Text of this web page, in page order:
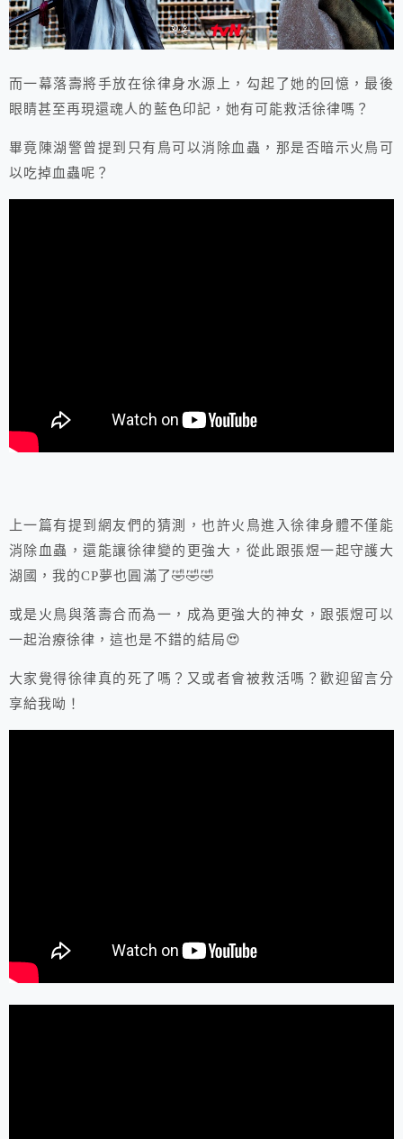
而一幕落壽將手放在徐律身水源上，勾起了她的回憶，最後
眼睛甚至再現還魂人的藍色印記，她有可能救活徐律嗎？
畢竟陳湖警曾提到只有鳥可以消除血蟲，那是否暗示火鳥可
以吃掉血蟲呢？
上一篇有提到網友們的猜測，也許火鳥進入徐律身體不僅能
消除血蟲，還能讓徐律變的更強大，從此跟張煜一起守護大
湖國，我的CP夢也圓滿了🤣🤣🤣
或是火鳥與落壽合而為一，成為更強大的神女，跟張煜可以
一起治療徐律，這也是不錯的結局😍
大家覺得徐律真的死了嗎？又或者會被救活嗎？歡迎留言分
享給我呦！